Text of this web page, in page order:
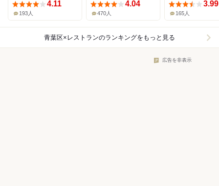
4.11
193人
4.04
470人
3.99
165人
青葉区×レストランのランキングをもっと見る
広告を非表示